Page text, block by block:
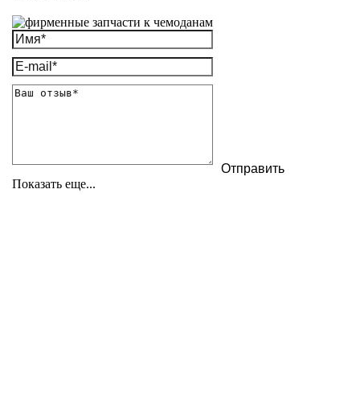
Показать еще...